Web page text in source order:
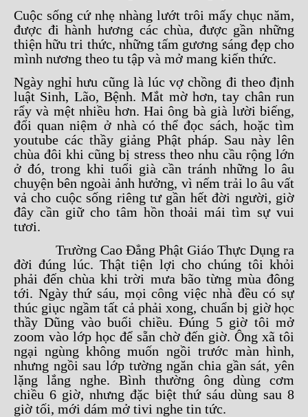
Cuộc sống cứ nhẹ nhàng lướt trôi mấy chục năm,
được đi hành hương các chùa, được gần những
thiện hữu tri thức, những tấm gương sáng đẹp cho
mình nương theo tu tập và mở mang kiến thức.
Ngày nghỉ hưu cũng là lúc vợ chồng đi theo định
luật Sinh, Lão, Bệnh. Mắt mờ hơn, tay chân run
rẩy và mệt nhiều hơn. Hai ông bà già lười biếng,
đổi quan niệm ở nhà có thể đọc sách, hoặc tìm
youtube các thầy giảng Phật pháp. Sau này lên
chùa đôi khi cũng bị stress theo nhu cầu rộng lớn
ở đó, trong khi tuổi già cần tránh những lo âu
chuyện bên ngoài ảnh hưởng, vì nếm trải lo âu vất
vả cho cuộc sống riêng tư gần hết đời người, giờ
đây cần giữ cho tâm hồn thoải mái tìm sự vui
tươi.
Trường Cao Đẳng Phật Giáo Thực Dụng ra
đời đúng lúc. Thật tiện lợi cho chúng tôi khỏi
phải đến chùa khi trời mưa bão từng mùa đông
tới. Ngày thứ sáu, mọi công việc nhà đều có sự
thúc giục ngầm tất cả phải xong, chuẩn bị giờ học
thầy Dũng vào buổi chiều. Đúng 5 giờ tôi mở
zoom vào lớp học để sẵn chờ đến giờ. Ông xã tôi
ngại ngùng không muốn ngồi trước màn hình,
nhưng ngồi sau lớp tường ngăn chia gần sát, yên
lặng lắng nghe. Bình thường ông dùng cơm
chiều 6 giờ, nhưng đặc biệt thứ sáu dùng sau 8
giờ tối, mới dám mở tivi nghe tin tức.